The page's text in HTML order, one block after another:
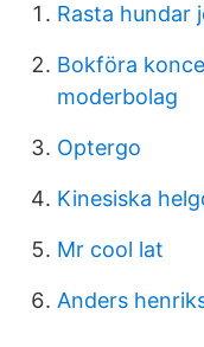
Rasta hundar
Bokföra
moderbolag
Optergo
Kinesiska
Mr cool lat
Anders